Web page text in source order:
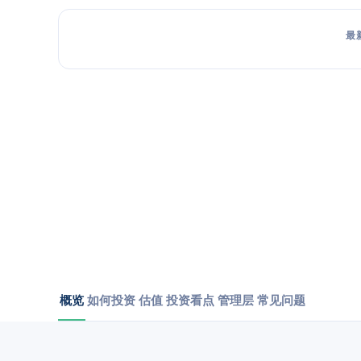
最
概览 如何投资 估值 投资看点 管理层 常见问题